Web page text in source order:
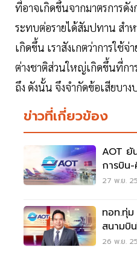
ที่อาจเกิดขึ้นจากมาตรการดัง
ระทบต่อรายได้สัมปทาน สำ
เกิดขึ้น เราสังเกตว่าการใช้
ต่างชาติส่วนใหญ่เกิดขึ้นที่กา
ถึง ดังนั้น จึงจำกัดข้อเสียบาง
ข่าวที่เกี่ยวข้อง
AOT ยั
การบิน-
ได้
27 พ.ย.
ทอท.ทุ่
สนามบิ
เที่ยว
26 พ.ย.